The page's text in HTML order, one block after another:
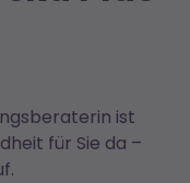
ist
für Sie da –